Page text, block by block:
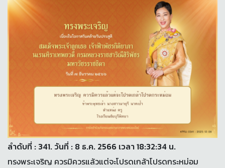
ลำดับที่ : 341. วันที่ : 8 ธ.ค. 2566 เวลา 18:32:34 น.
ทรงพระเจริญ ควรมิควรแล้วแต่จะโปรดเกล้าโปรดกระหม่อม